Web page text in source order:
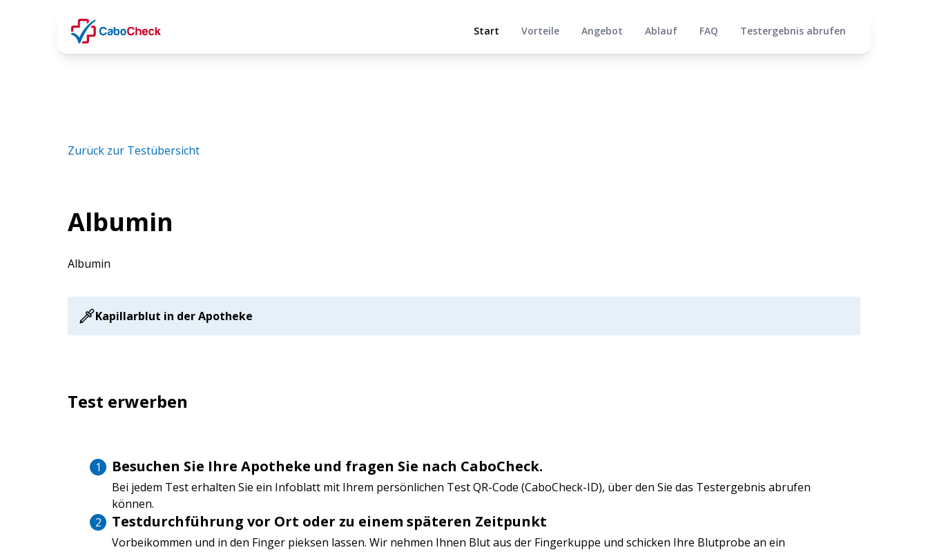
Start Vorteile Angebot Ablauf FAQ Testergebnis abrufen
Zurück zur Testübersicht
Albumin
Albumin
Kapillarblut in der Apotheke
Test erwerben
Besuchen Sie Ihre Apotheke und fragen Sie nach CaboCheck.
Bei jedem Test erhalten Sie ein Infoblatt mit Ihrem persönlichen Test QR-Code (CaboCheck-ID), über den Sie das Testergebnis abrufen
können.
Testdurchführung vor Ort oder zu einem späteren Zeitpunkt
Vorbeikommen und in den Finger pieksen lassen. Wir nehmen Ihnen Blut aus der Fingerkuppe und schicken Ihre Blutprobe an ein